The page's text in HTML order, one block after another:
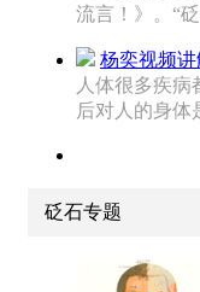
流言！》。“
杨奕视频
人体很多疾
后对人的身体
砭石专题